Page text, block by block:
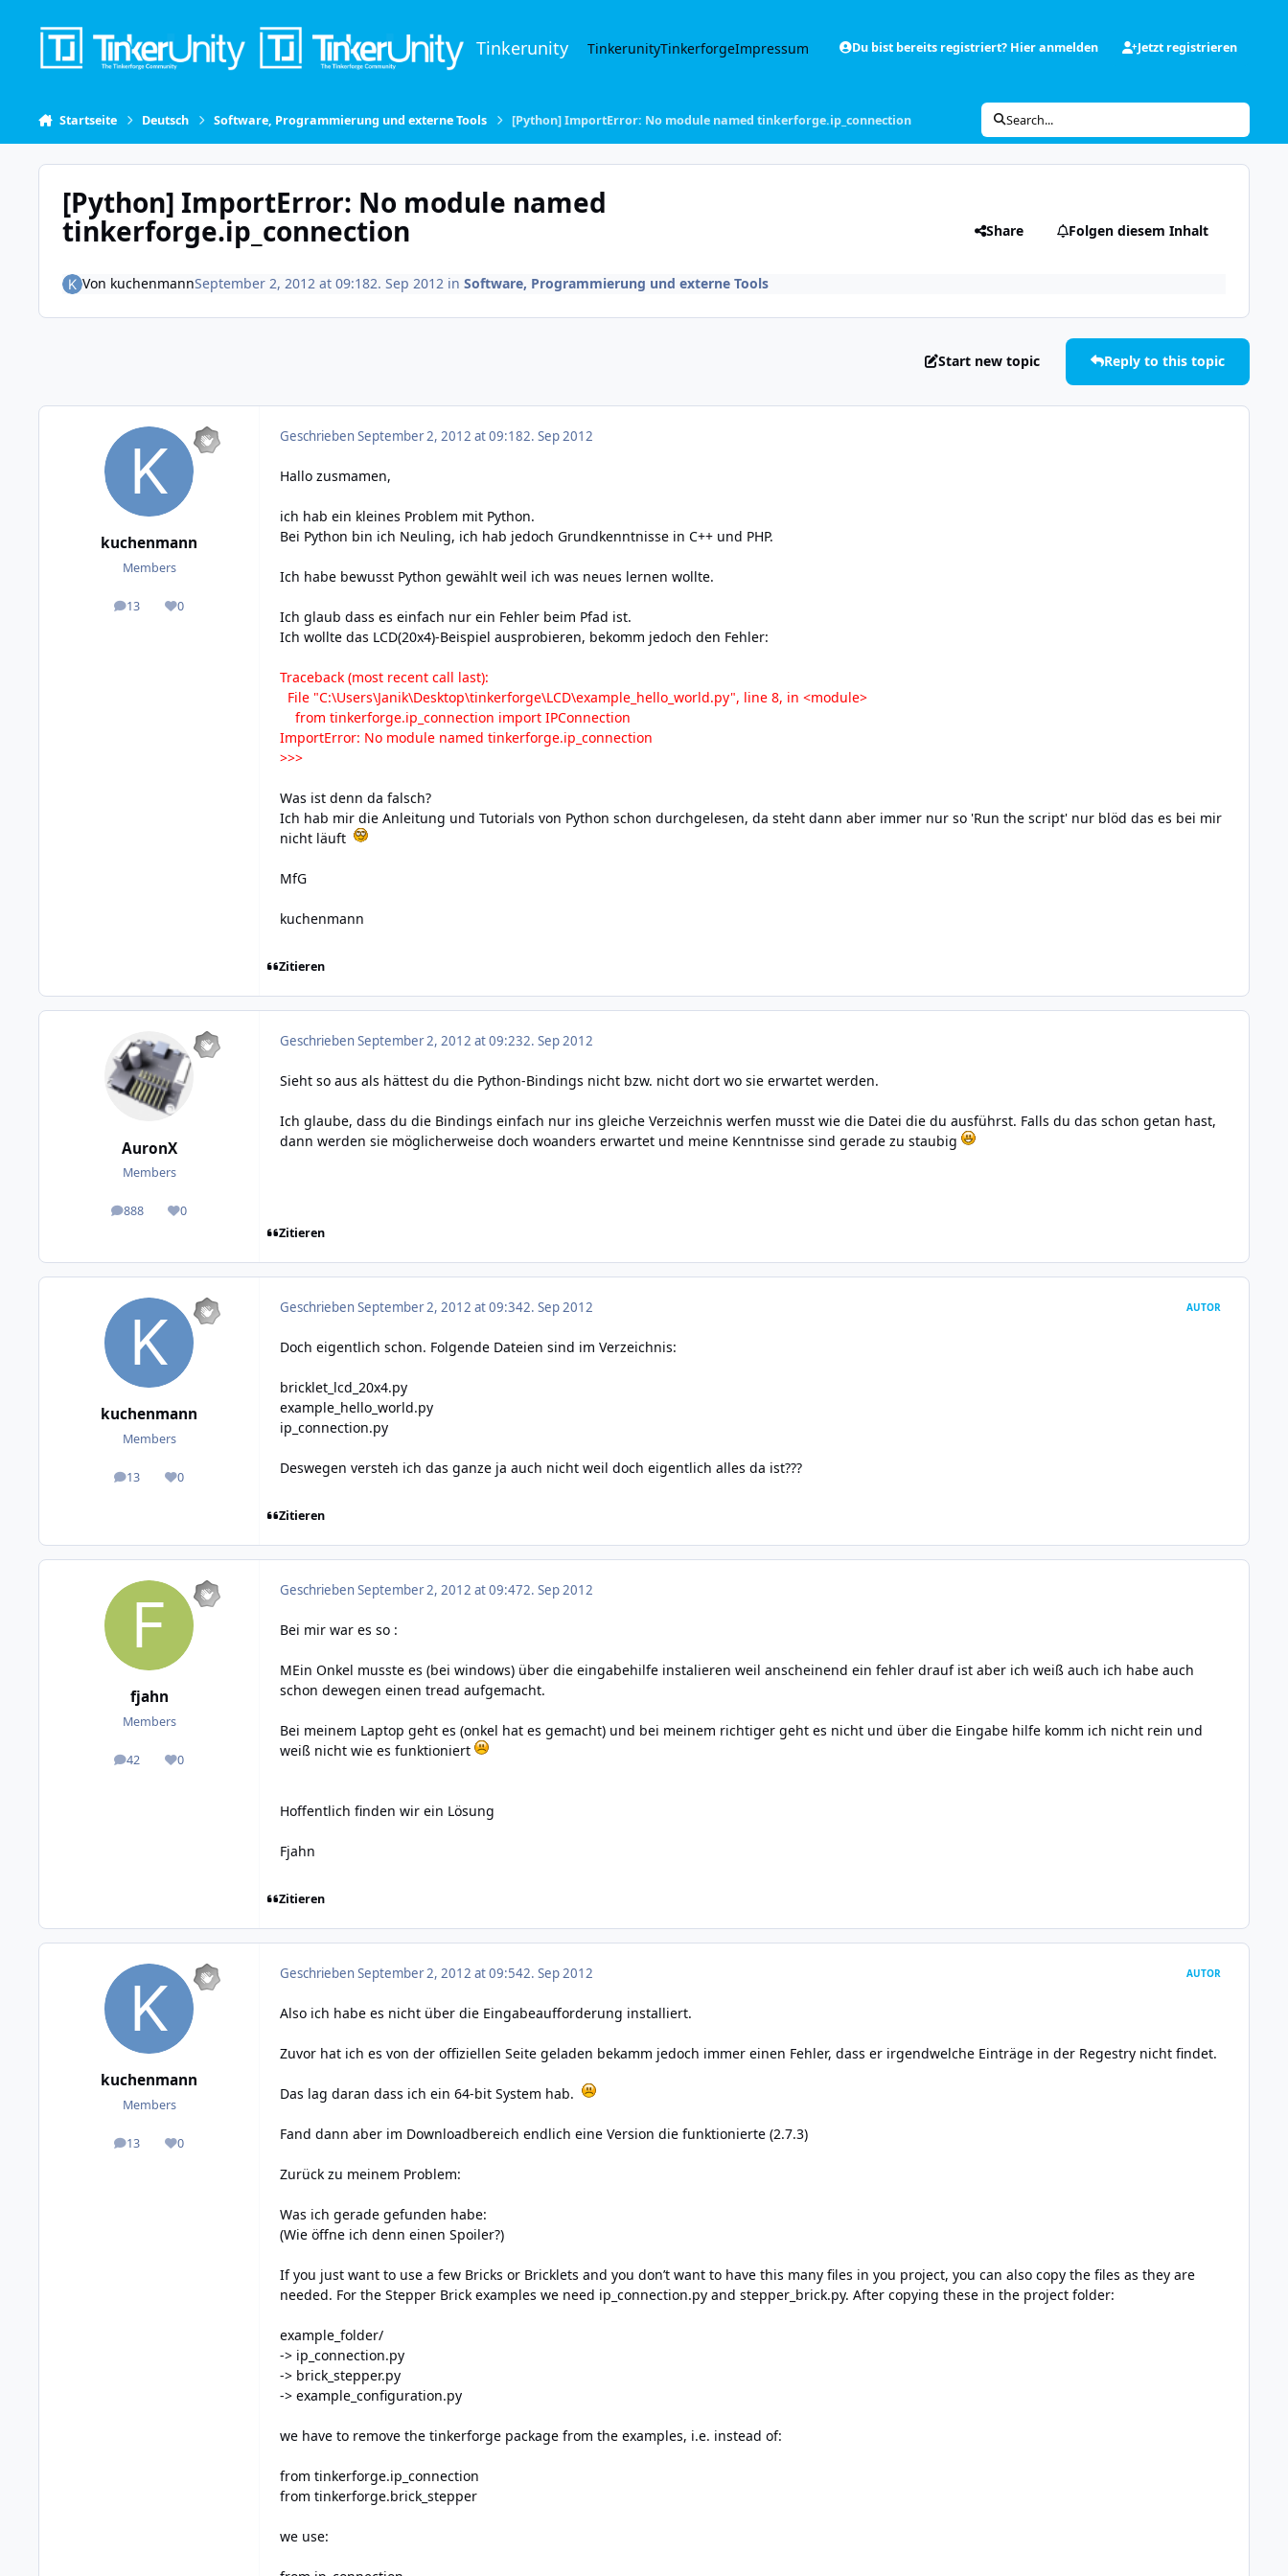
Tinkerunity TinkerunityTinkerforgeImpressum Du bist bereits registriert? Hier anmelden Jetzt registrieren
Startseite Deutsch Software, Programmierung und externe Tools [Python] ImportError: No module named tinkerforge.ip_connection Search...
[Python] ImportError: No module named
tinkerforge.ip_connection Share Folgen diesem Inhalt
Von kuchenmannSeptember 2, 2012 at 09:182. Sep 2012in Software, Programmierung und externe Tools
Start new topic Reply to this topic
kuchenmann
Members
13
posts 0
Reputation
GeschriebenSeptember 2, 2012 at 09:182. Sep 2012
Hallo zusmamen,
ich hab ein kleines Problem mit Python.
Bei Python bin ich Neuling, ich hab jedoch Grundkenntnisse in C++ und PHP.
Ich habe bewusst Python gewählt weil ich was neues lernen wollte.
Ich glaub dass es einfach nur ein Fehler beim Pfad ist.
Ich wollte das LCD(20x4)-Beispiel ausprobieren, bekomm jedoch den Fehler:
Traceback (most recent call last):
File "C:\Users\Janik\Desktop\tinkerforge\LCD\example_hello_world.py", line 8, in <module>
from tinkerforge.ip_connection import IPConnection
ImportError: No module named tinkerforge.ip_connection
>>>
Was ist denn da falsch?
Ich hab mir die Anleitung und Tutorials von Python schon durchgelesen, da steht dann aber immer nur so 'Run the script' nur blöd das es bei mir
nicht läuft
MfG
kuchenmann
Zitieren
AuronX
Members
888
posts 0
Reputation
GeschriebenSeptember 2, 2012 at 09:232. Sep 2012
Sieht so aus als hättest du die Python-Bindings nicht bzw. nicht dort wo sie erwartet werden.
Ich glaube, dass du die Bindings einfach nur ins gleiche Verzeichnis werfen musst wie die Datei die du ausführst. Falls du das schon getan hast,
dann werden sie möglicherweise doch woanders erwartet und meine Kenntnisse sind gerade zu staubig
Zitieren
kuchenmann
Members
13
posts 0
Reputation
GeschriebenSeptember 2, 2012 at 09:342. Sep 2012 AUTOR
Doch eigentlich schon. Folgende Dateien sind im Verzeichnis:
bricklet_lcd_20x4.py
example_hello_world.py
ip_connection.py
Deswegen versteh ich das ganze ja auch nicht weil doch eigentlich alles da ist???
Zitieren
fjahn
Members
42
posts 0
Reputation
GeschriebenSeptember 2, 2012 at 09:472. Sep 2012
Bei mir war es so :
MEin Onkel musste es (bei windows) über die eingabehilfe instalieren weil anscheinend ein fehler drauf ist aber ich weiß auch ich habe auch
schon dewegen einen tread aufgemacht.
Bei meinem Laptop geht es (onkel hat es gemacht) und bei meinem richtiger geht es nicht und über die Eingabe hilfe komm ich nicht rein und
weiß nicht wie es funktioniert
Hoffentlich finden wir ein Lösung
Fjahn
Zitieren
kuchenmann
Members
13
posts 0
Reputation
GeschriebenSeptember 2, 2012 at 09:542. Sep 2012 AUTOR
Also ich habe es nicht über die Eingabeaufforderung installiert.
Zuvor hat ich es von der offiziellen Seite geladen bekamm jedoch immer einen Fehler, dass er irgendwelche Einträge in der Regestry nicht findet.
Das lag daran dass ich ein 64-bit System hab.
Fand dann aber im Downloadbereich endlich eine Version die funktionierte (2.7.3)
Zurück zu meinem Problem:
Was ich gerade gefunden habe:
(Wie öffne ich denn einen Spoiler?)
If you just want to use a few Bricks or Bricklets and you don’t want to have this many files in you project, you can also copy the files as they are
needed. For the Stepper Brick examples we need ip_connection.py and stepper_brick.py. After copying these in the project folder:
example_folder/
-> ip_connection.py
-> brick_stepper.py
-> example_configuration.py
we have to remove the tinkerforge package from the examples, i.e. instead of:
from tinkerforge.ip_connection
from tinkerforge.brick_stepper
we use: